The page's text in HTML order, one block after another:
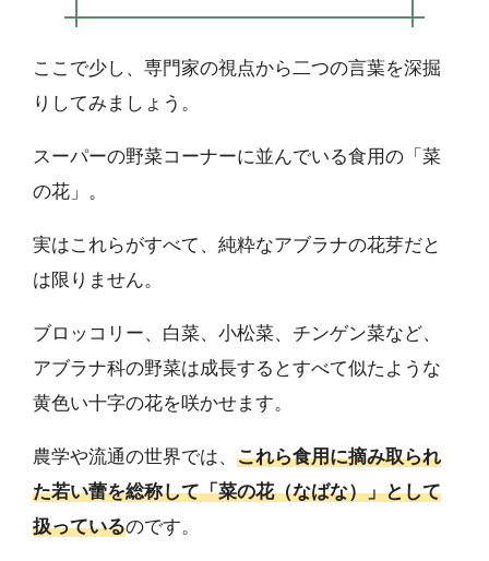
ここで少し、専門家の視点から二つの言葉を深掘
りしてみましょう。
スーパーの野菜コーナーに並んでいる食用の「菜
の花」。
実はこれらがすべて、純粋なアブラナの花芽だと
は限りません。
ブロッコリー、白菜、小松菜、チンゲン菜など、
アブラナ科の野菜は成長するとすべて似たような
黄色い十字の花を咲かせます。
農学や流通の世界では、 これら食用に摘み取られ
た若い蕾を総称して「菜の花（なばな）」として
扱っているのです。